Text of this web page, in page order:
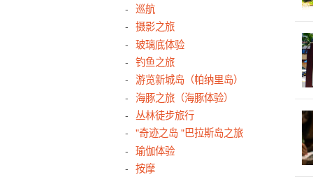
巡航
摄影之旅
玻璃底体验
钓鱼之旅
游览新城岛（帕纳里岛）
海豚之旅（海豚体验）
丛林徒步旅行
"奇迹之岛 "巴拉斯岛之旅
瑜伽体验
按摩
石